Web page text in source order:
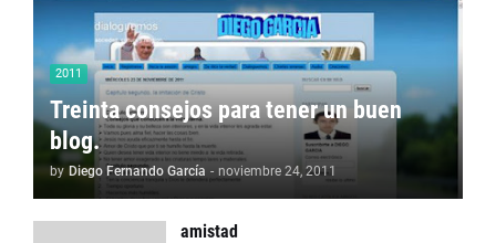
2011
Treinta consejos para tener un buen
blog.
by Diego Fernando García - noviembre 24, 2011
amistad